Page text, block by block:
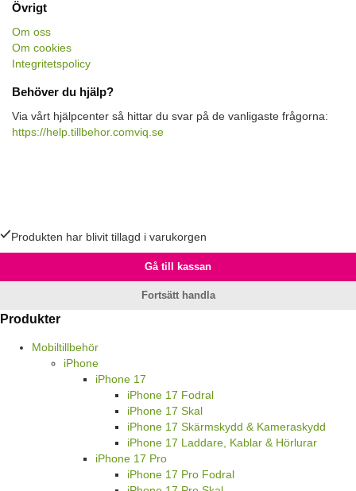
Övrigt
Om oss
Om cookies
Integritetspolicy
Behöver du hjälp?
Via vårt hjälpcenter så hittar du svar på de vanligaste frågorna:
https://help.tillbehor.comviq.se
Produkten har blivit tillagd i varukorgen
Gå till kassan
Fortsätt handla
Produkter
Mobiltillbehör
iPhone
iPhone 17
iPhone 17 Fodral
iPhone 17 Skal
iPhone 17 Skärmskydd & Kameraskydd
iPhone 17 Laddare, Kablar & Hörlurar
iPhone 17 Pro
iPhone 17 Pro Fodral